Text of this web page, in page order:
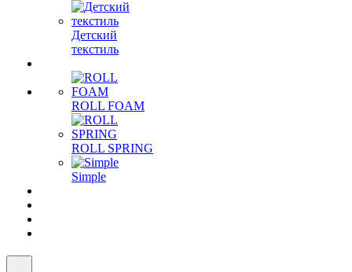
Детский
текстиль
ROLL FOAM
ROLL SPRING
Simple